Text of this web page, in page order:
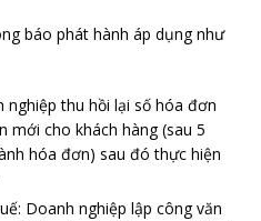
báo phát hành áp dụng như
nghiệp thu hồi lại số hóa đơn
mới cho khách hàng (sau 5
hóa đơn) sau đó thực hiện
Doanh nghiệp lập công văn